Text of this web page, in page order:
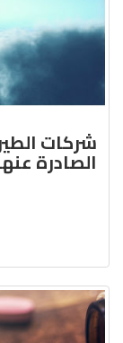
شركات
الصادرة